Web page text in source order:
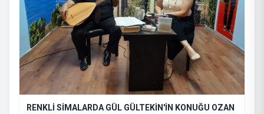
RENKLİ SİMALARDA GÜL GÜLTEKİN'İN KONUĞU OZAN